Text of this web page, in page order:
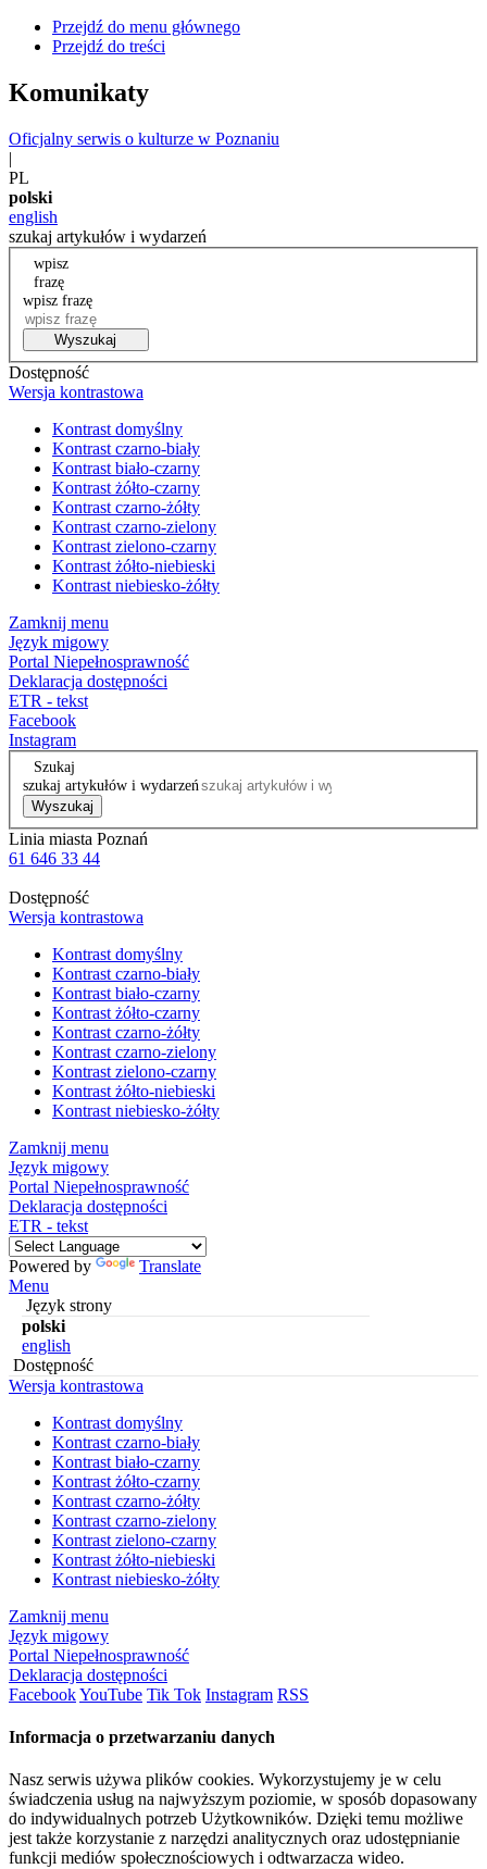
Przejdź do menu głównego
Przejdź do treści
Komunikaty
Oficjalny serwis o kulturze w Poznaniu
|
PL
polski
english
szukaj artykułów i wydarzeń
wpisz
frazę
wpisz frazę
Wyszukaj
Dostępność
Wersja kontrastowa
Kontrast domyślny
Kontrast czarno-biały
Kontrast biało-czarny
Kontrast żółto-czarny
Kontrast czarno-żółty
Kontrast czarno-zielony
Kontrast zielono-czarny
Kontrast żółto-niebieski
Kontrast niebiesko-żółty
Zamknij menu
Język migowy
Portal Niepełnosprawność
Deklaracja dostępności
ETR - tekst
Facebook
Instagram
Szukaj
szukaj artykułów i wydarzeń
Wyszukaj
Linia miasta Poznań
61 646 33 44
Dostępność
Wersja kontrastowa
Kontrast domyślny
Kontrast czarno-biały
Kontrast biało-czarny
Kontrast żółto-czarny
Kontrast czarno-żółty
Kontrast czarno-zielony
Kontrast zielono-czarny
Kontrast żółto-niebieski
Kontrast niebiesko-żółty
Zamknij menu
Język migowy
Portal Niepełnosprawność
Deklaracja dostępności
ETR - tekst
Powered by
Translate
Menu
Język strony
polski
english
Dostępność
Wersja kontrastowa
Kontrast domyślny
Kontrast czarno-biały
Kontrast biało-czarny
Kontrast żółto-czarny
Kontrast czarno-żółty
Kontrast czarno-zielony
Kontrast zielono-czarny
Kontrast żółto-niebieski
Kontrast niebiesko-żółty
Zamknij menu
Język migowy
Portal Niepełnosprawność
Deklaracja dostępności
FacebookYouTube Tik Tok Instagram RSS
Informacja o przetwarzaniu danych
Nasz serwis używa plików cookies. Wykorzystujemy je w celu
świadczenia usług na najwyższym poziomie, w sposób dopasowany
do indywidualnych potrzeb Użytkowników. Dzięki temu możliwe
jest także korzystanie z narzędzi analitycznych oraz udostępnianie
funkcji mediów społecznościowych i odtwarzacza wideo.